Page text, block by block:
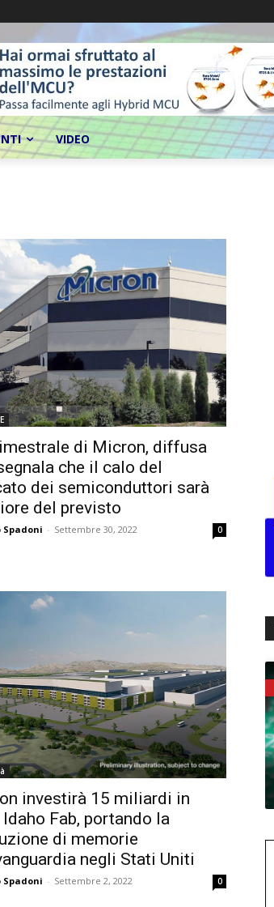
VIDEO
di Micron, diffusa
che il calo del
dei semiconduttori sarà
del previsto
Spadoni - Settembre 30, 2022 0
investirà 15 miliardi in
Fab, portando la
di memorie
negli Stati Uniti
Spadoni - Settembre 2, 2022 0